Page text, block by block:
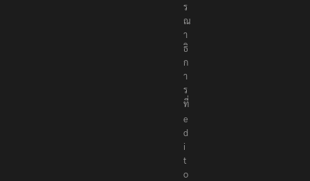
ร
ณ
า
ธิ
ก
า
ร
ที่
e
d
i
t
o